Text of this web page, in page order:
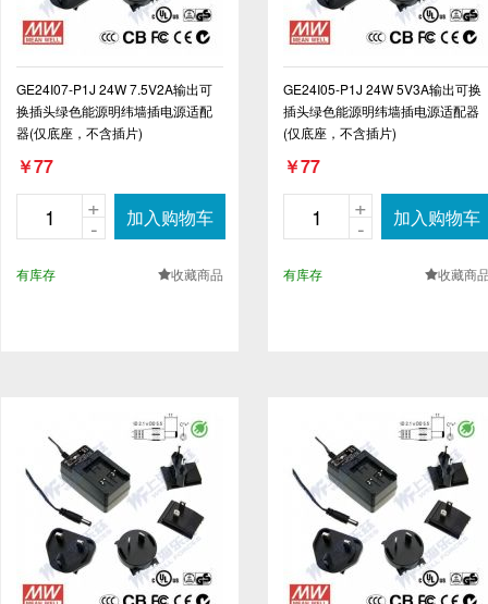
GE24I07-P1J 24W 7.5V2A输出可
换插头绿色能源明纬墙插电源适配
器(仅底座，不含插片)
￥77
-
+ 加入购物车
有库存 .收藏商品
GE24I05-P1J 24W 5V3A输出可换
插头绿色能源明纬墙插电源适配器
(仅底座，不含插片)
￥77
-
+ 加入购物车
有库存 .收藏商